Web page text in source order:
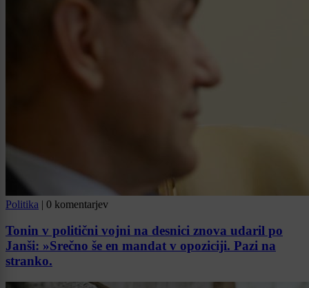
Politika | 0 komentarjev
Tonin v politični vojni na desnici znova udaril po
Janši: »Srečno še en mandat v opoziciji. Pazi na
stranko.